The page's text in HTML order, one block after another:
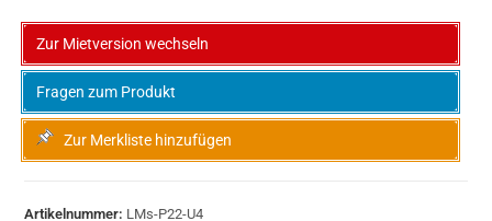
Zur Mietversion wechseln
Fragen zum Produkt
Zur Merkliste hinzufügen
Artikelnummer: LMs-P22-U4